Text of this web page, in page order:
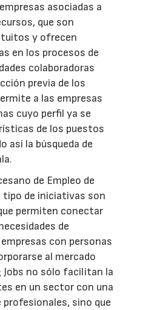
asociadas a
que son
y ofrecen
en los procesos de
colaboradoras
previa de los
a las empresas
cuyo perfil ya se
de los puestos
así la búsqueda de
de Empleo de
tipo de iniciativas son
permiten conectar
de
con personas
al mercado
Jobs no sólo facilitan la
en un sector con una
profesionales, sino que